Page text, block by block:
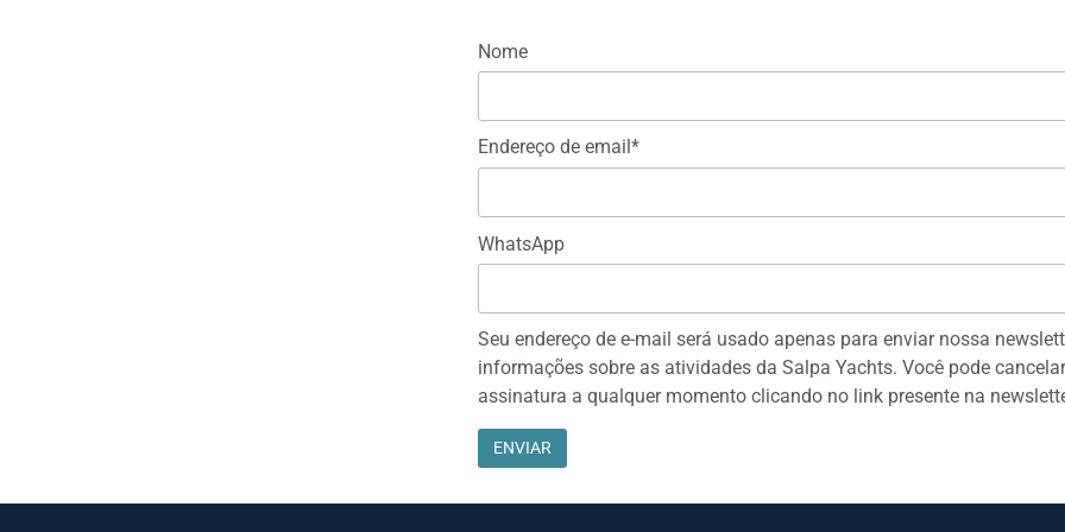
Nome
Endereço de email*
WhatsApp
Seu endereço de e-mail será usado apenas para enviar nossa
informações sobre as atividades da Salpa Yachts. Você pode
assinatura a qualquer momento clicando no link presente na